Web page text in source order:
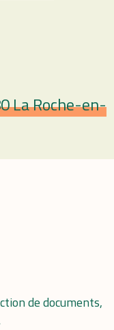
La Roche-en-
de documents,